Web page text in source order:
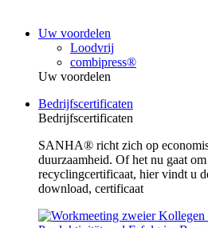
Uw voordelen
Loodvrij
combipress®
Uw voordelen
Bedrijfscertificaten
Bedrijfscertificaten
SANHA® richt zich op
duurzaamheid. Of het nu gaat
recyclingcertificaat, hier vindt u
download, certificaat